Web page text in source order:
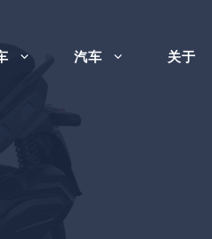
汽车 关于